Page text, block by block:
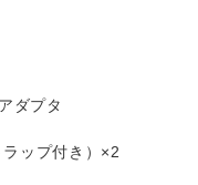
ダプタ
ップ付き）×2